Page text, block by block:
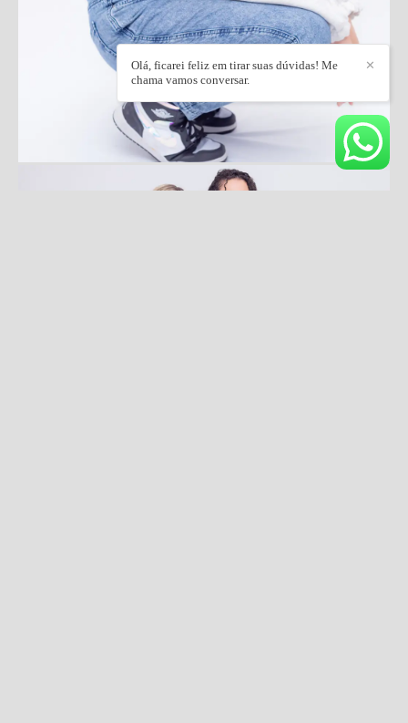
✕
Olá, ficarei feliz em tirar suas dúvidas! Me
chama vamos conversar.